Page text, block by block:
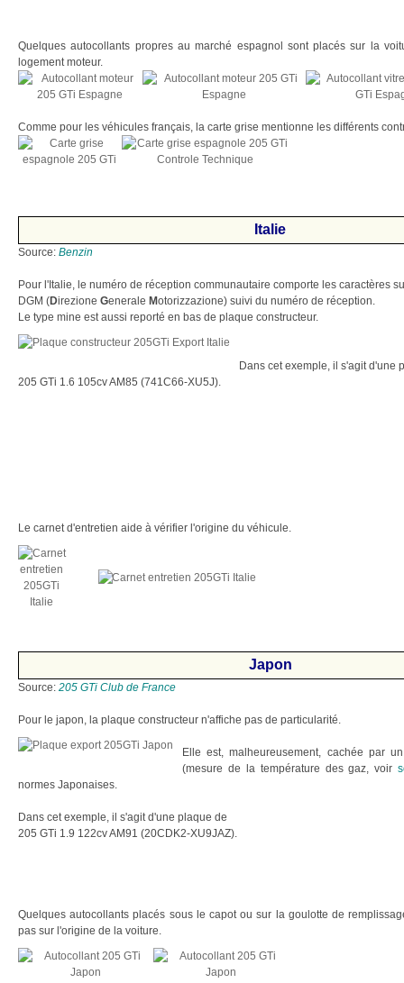
Quelques autocollants propres au marché espagnol sont placés sur la
logement moteur.
Comme pour les véhicules français, la carte grise mentionne les différents
Italie
Source: Benzin
Pour l'Italie, le numéro de réception communautaire comporte les caractères
DGM (Direzione Generale Motorizzazione) suivi du numéro de réception.
Le type mine est aussi reporté en bas de plaque constructeur.
Dans cet exemple, il s'agit d'une
205 GTi 1.6 105cv AM85 (741C66-XU5J).
Le carnet d'entretien aide à vérifier l'origine du véhicule.
Japon
Source: 205 GTi Club de France
Pour le japon, la plaque constructeur n'affiche pas de particularité.
Elle est, malheureusement, cachée par
(mesure de la température des gaz, voir
normes Japonaises.
Dans cet exemple, il s'agit d'une plaque de
205 GTi 1.9 122cv AM91 (20CDK2-XU9JAZ).
Quelques autocollants placés sous le capot ou sur la goulotte de
pas sur l'origine de la voiture.